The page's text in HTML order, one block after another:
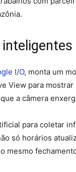
I/O, monta um
View para
a câmera
para coletar
só horários
mesmo